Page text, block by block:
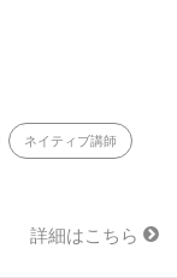
ネイティブ講師
詳細はこちら